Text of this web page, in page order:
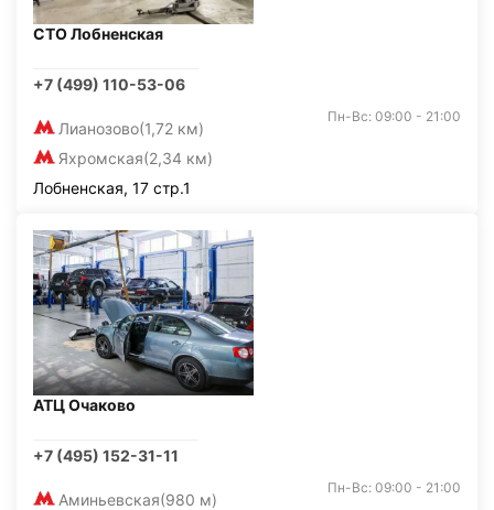
СТО Лобненская
+7 (499) 110-53-06
Лианозово(1,72 км)
Яхромская(2,34 км)
Пн-Вс: 09:00 - 21:00
Лобненская, 17 стр.1
АТЦ Очаково
+7 (495) 152-31-11
Аминьевская(980 м)
Пн-Вс: 09:00 - 21:00